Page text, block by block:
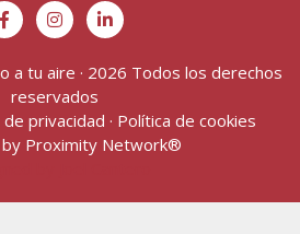
a tu aire · 2026 Todos los derechos
reservados
de privacidad · Política de cookies
Proximity Network®